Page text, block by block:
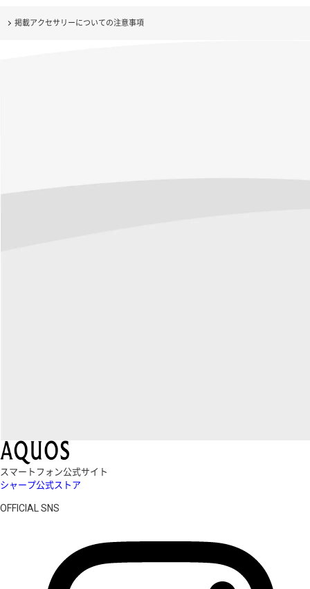
掲載アクセサリーについての注意事項
スマートフォン公式サイト
シャープ公式ストア
OFFICIAL SNS